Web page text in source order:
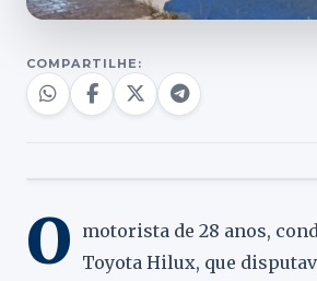
COMPARTILHE:
O motorista de 28 anos,
Toyota Hilux, que